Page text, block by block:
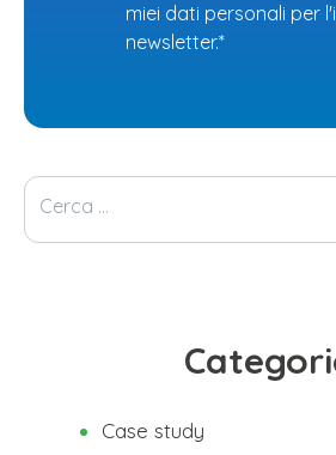
miei dati personali per
newsletter.*
Ricerca
Case study